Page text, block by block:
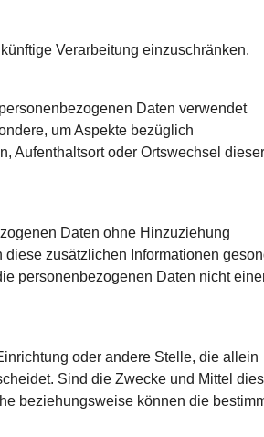
Verarbeitung einzuschränken.
Daten verwendet
um Aspekte bezüglich
Aufenthaltsort oder Ortswechsel dieser
Daten ohne Hinzuziehung
zusätzlichen Informationen
personenbezogenen Daten nicht
oder andere Stelle, die allein
Sind die Zwecke und Mittel
beziehungsweise können die